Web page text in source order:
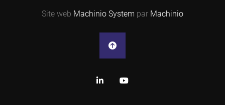
Site web Machinio System par Machinio
linkedinyoutube